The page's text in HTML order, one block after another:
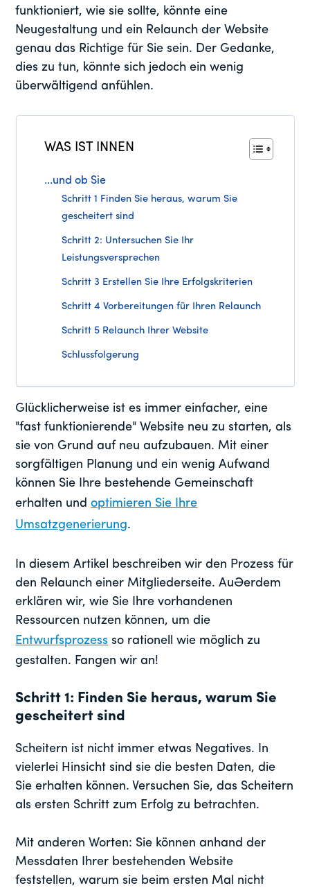
funktioniert, wie sie sollte, könnte eine
Neugestaltung und ein Relaunch der Website
genau das Richtige für Sie sein. Der Gedanke,
dies zu tun, könnte sich jedoch ein wenig
überwältigend anfühlen.
WAS IST INNEN
...und ob Sie
Schritt 1 Finden Sie heraus, warum Sie
gescheitert sind
Schritt 2: Untersuchen Sie Ihr
Leistungsversprechen
Schritt 3 Erstellen Sie Ihre Erfolgskriterien
Schritt 4 Vorbereitungen für Ihren Relaunch
Schritt 5 Relaunch Ihrer Website
Schlussfolgerung
Glücklicherweise ist es immer einfacher, eine
"fast funktionierende" Website neu zu starten, als
sie von Grund auf neu aufzubauen. Mit einer
sorgfältigen Planung und ein wenig Aufwand
können Sie Ihre bestehende Gemeinschaft
erhalten undoptimieren Sie Ihre
Umsatzgenerierung.
In diesem Artikel beschreiben wir den Prozess für
den Relaunch einer Mitgliederseite. Außerdem
erklären wir, wie Sie Ihre vorhandenen
Ressourcen nutzen können, um die
Entwurfsprozess so rationell wie möglich zu
gestalten. Fangen wir an!
Schritt 1: Finden Sie heraus, warum Sie
gescheitert sind
Scheitern ist nicht immer etwas Negatives. In
vielerlei Hinsicht sind sie die besten Daten, die
Sie erhalten können. Versuchen Sie, das Scheitern
als ersten Schritt zum Erfolg zu betrachten.
Mit anderen Worten: Sie können anhand der
Messdaten Ihrer bestehenden Website
feststellen, warum sie beim ersten Mal nicht